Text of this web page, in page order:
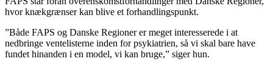
hvor knækgrænser kan blive et forhandlingspunkt.
”Både FAPS og Danske Regioner er meget interesserede i at
nedbringe ventelisterne inden for psykiatrien, så vi skal bare have
fundet hinanden i en model, vi kan bruge,” siger hun.